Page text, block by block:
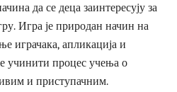
да се деца заинтересују за
Игра је природан начин на
играчака, апликација и
учинити процес учења о
и приступачним.